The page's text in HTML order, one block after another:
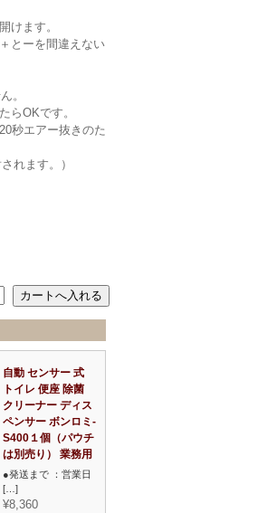
けます。
とーを間違えない
。
らOKです。
秒エアー抜きのた
れます。）
自動 センサー 式
トイレ 便座 除菌
クリーナー ディス
ペンサー ボンロミ-
S400１個（パウチ
は別売り） 業務用
●発送まで ：営業日
[…]
¥8,360